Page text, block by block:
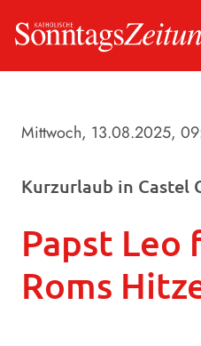
Mittwoch, 13.08.2025,
Kurzurlaub in Castel
Papst
Roms